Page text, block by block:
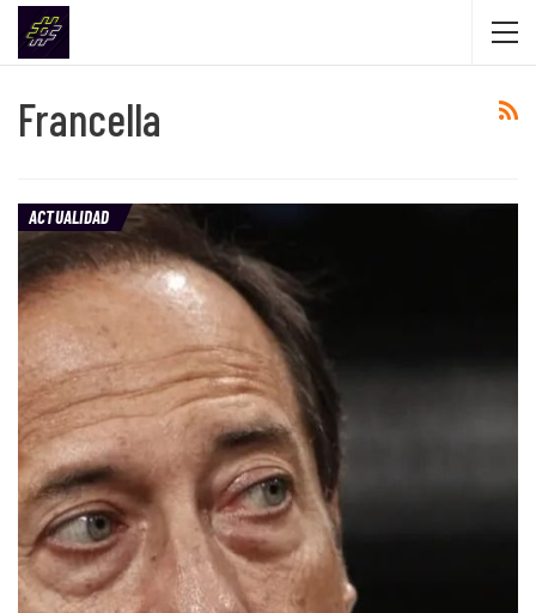
Francella
ACTUALIDAD